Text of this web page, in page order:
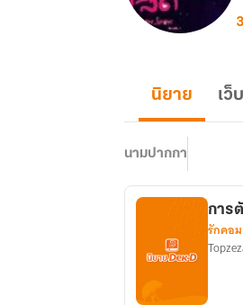
3
นิยาย เว็
นามปากกา
การ
รักคอ